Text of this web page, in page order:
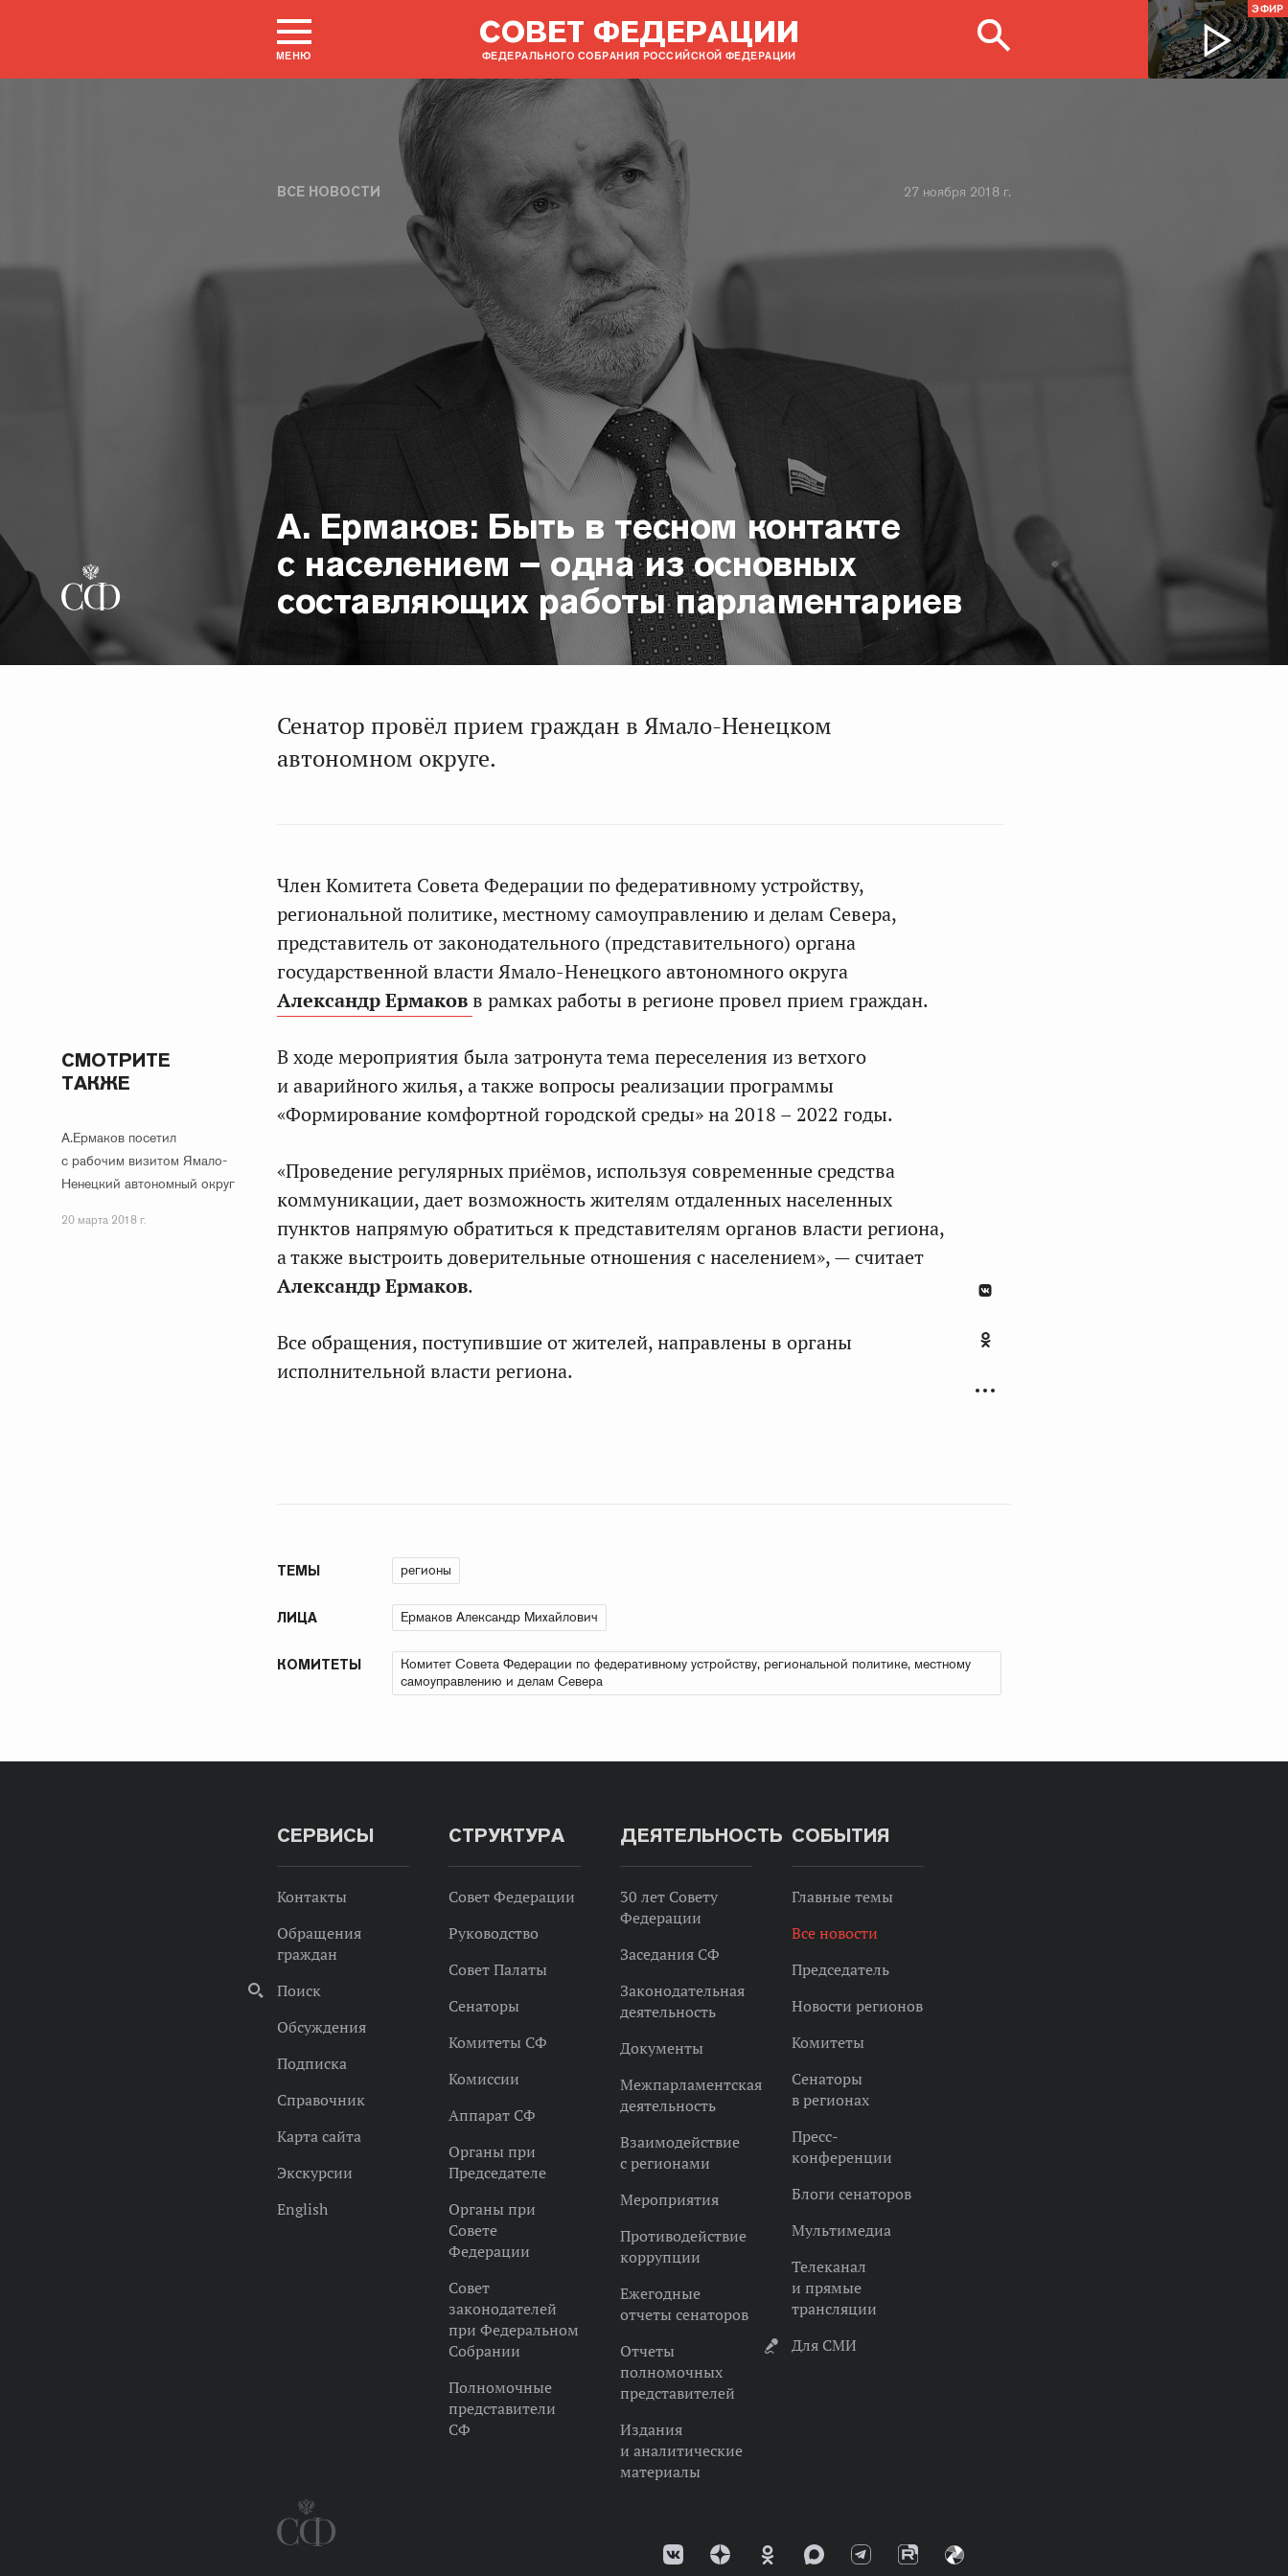
МЕНЮ
СОВЕТ ФЕДЕРАЦИИ
ФЕДЕРАЛЬНОГО СОБРАНИЯ РОССИЙСКОЙ ФЕДЕРАЦИИ
ЭФИР
ВСЕ НОВОСТИ
А. Ермаков: Быть в тесном контакте
с населением – одна из основных
составляющих работы парламентариев
27 ноября 2018 г.
Сенатор провёл прием граждан в Ямало-Ненецком
автономном округе.
Член Комитета Совета Федерации по федеративному устройству,
региональной политике, местному самоуправлению и делам Севера,
представитель от законодательного (представительного) органа
государственной власти Ямало-Ненецкого автономного округа
Александр Ермаковв рамках работы в регионе провел прием граждан.
СМОТРИТЕ
ТАКЖЕ
А.Ермаков посетил
с рабочим визитом Ямало-
Ненецкий автономный округ
20 марта 2018 г.
В ходе мероприятия была затронута тема переселения из ветхого
и аварийного жилья, а также вопросы реализации программы
«Формирование комфортной городской среды» на 2018 – 2022 годы.
«Проведение регулярных приёмов, используя современные средства
коммуникации, дает возможность жителям отдаленных населенных
пунктов напрямую обратиться к представителям органов власти региона,
а также выстроить доверительные отношения с населением», — считает
Александр Ермаков.
Все обращения, поступившие от жителей, направлены в органы
исполнительной власти региона.
ТЕМЫ регионы
ЛИЦА Ермаков Александр Михайлович
КОМИТЕТЫ
Комитет Совета Федерации по федеративному устройству, региональной политике, местному
самоуправлению и делам Севера
СЕРВИСЫ
Контакты
Обращения
граждан
Поиск
Обсуждения
Подписка
Справочник
Карта сайта
Экскурсии
English
СТРУКТУРА
Совет Федерации
Руководство
Совет Палаты
Сенаторы
Комитеты СФ
Комиссии
Аппарат СФ
Органы при
Председателе
Органы при
Совете
Федерации
Совет
законодателей
при Федеральном
Собрании
Полномочные
представители
СФ
ДЕЯТЕЛЬНОСТЬ
30 лет Совету
Федерации
Заседания СФ
Законодательная
деятельность
Документы
Межпарламентская
деятельность
Взаимодействие
с регионами
Мероприятия
Противодействие
коррупции
Ежегодные
отчеты сенаторов
Отчеты
полномочных
представителей
Издания
и аналитические
материалы
СОБЫТИЯ
Главные темы
Все новости
Председатель
Новости регионов
Комитеты
Сенаторы
в регионах
Пресс-
конференции
Блоги сенаторов
Мультимедиа
Телеканал
и прямые
трансляции
Для СМИ